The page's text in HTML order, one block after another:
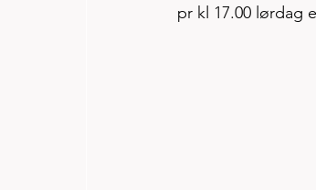
pr kl 17.00 lørdag